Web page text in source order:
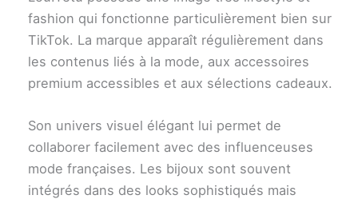
fashion qui fonctionne particulièrement bien sur
TikTok. La marque apparaît régulièrement dans
les contenus liés à la mode, aux accessoires
premium accessibles et aux sélections cadeaux.
Son univers visuel élégant lui permet de
collaborer facilement avec des influenceuses
mode françaises. Les bijoux sont souvent
intégrés dans des looks sophistiqués mais